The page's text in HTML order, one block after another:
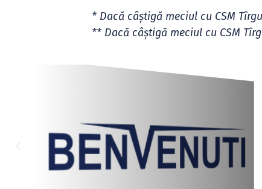
* Dacă câștigă meciul cu CSM
** Dacă câștigă meciul cu CSM